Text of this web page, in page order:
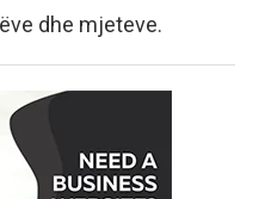
dhe mjeteve.